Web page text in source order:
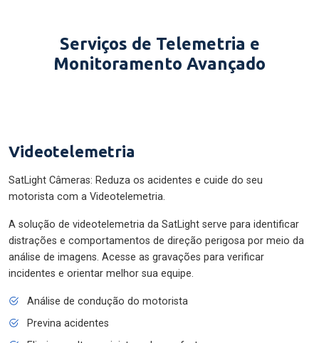
Serviços de Telemetria e
Monitoramento Avançado
Videotelemetria
SatLight Câmeras: Reduza os acidentes e cuide do seu
motorista com a Videotelemetria.
A solução de videotelemetria da SatLight serve para identificar
distrações e comportamentos de direção perigosa por meio da
análise de imagens. Acesse as gravações para verificar
incidentes e orientar melhor sua equipe.
Análise de condução do motorista
Previna acidentes